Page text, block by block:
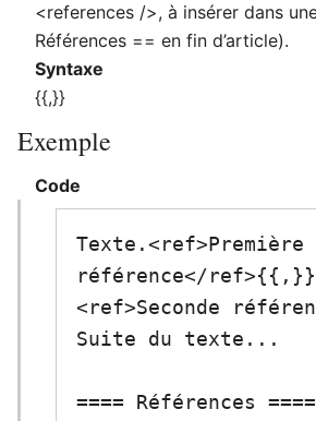
<references />, à insérer dans
Références == en fin d’article).
Syntaxe
{{,}}
Exemple
Code
Texte.<ref>Première
référence</ref>{{,}}
<ref>Seconde
Suite du texte...
==== Références ====